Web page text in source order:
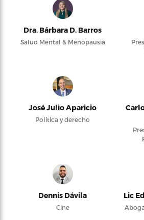
Dra. Bárbara D. Barros
Salud Mental & Menopausia
José Julio Aparicio
Política y derecho
Dennis Dávila
Cine
Lic